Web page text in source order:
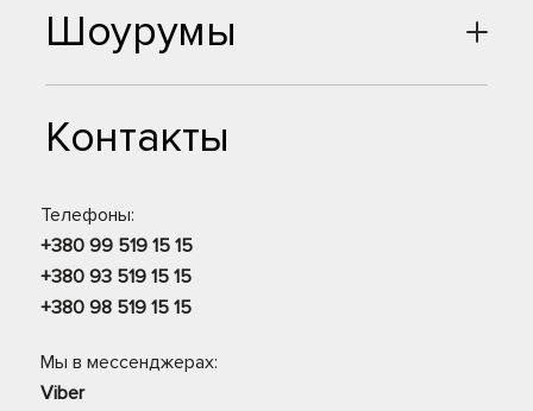
Шоурумы
Контакты
Телефоны:
+380 99 519 15 15
+380 93 519 15 15
+380 98 519 15 15
Мы в мессенджерах:
Viber